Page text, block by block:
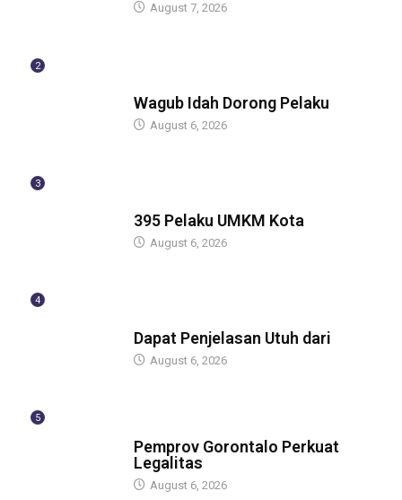
August 7, 2026
2
Wagub Idah Dorong Pelaku
August 6, 2026
3
395 Pelaku UMKM Kota
August 6, 2026
4
Dapat Penjelasan Utuh dari
August 6, 2026
5
Pemprov Gorontalo Perkuat
Legalitas
August 6, 2026